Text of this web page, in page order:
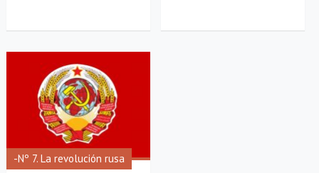
-Nº 7. La revolución rusa